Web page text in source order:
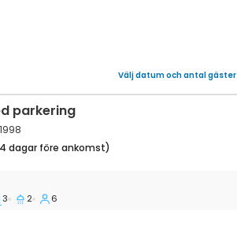
Välj datum och antal gäster
parkering
dagar före ankomst)
Plitvice K-21998
3 2 6